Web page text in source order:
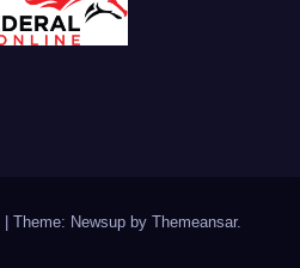
| Theme: Newsup by Themeansar.